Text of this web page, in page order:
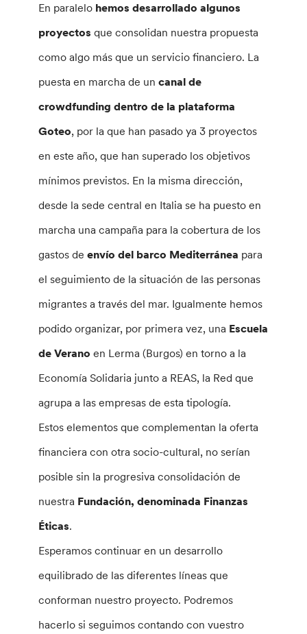
En paralelo hemos desarrollado algunos
proyectos que consolidan nuestra propuesta
como algo más que un servicio financiero. La
puesta en marcha de uncanal de
crowdfunding dentro de la plataforma
Goteo, por la que han pasado ya 3 proyectos
en este año, que han superado los objetivos
mínimos previstos. En la misma dirección,
desde la sede central en Italia se ha puesto en
marcha una campaña para la cobertura de los
gastos deenvío del barco Mediterránea para
el seguimiento de la situación de las personas
migrantes a través del mar. Igualmente hemos
podido organizar, por primera vez, una Escuela
de Verano en Lerma (Burgos) en torno a la
Economía Solidaria junto a REAS, la Red que
agrupa a las empresas de esta tipología.
Estos elementos que complementan la oferta
financiera con otra socio-cultural, no serían
posible sin la progresiva consolidación de
nuestra Fundación, denominada Finanzas
Éticas.
Esperamos continuar en un desarrollo
equilibrado de las diferentes líneas que
conforman nuestro proyecto. Podremos
hacerlo si seguimos contando con vuestro